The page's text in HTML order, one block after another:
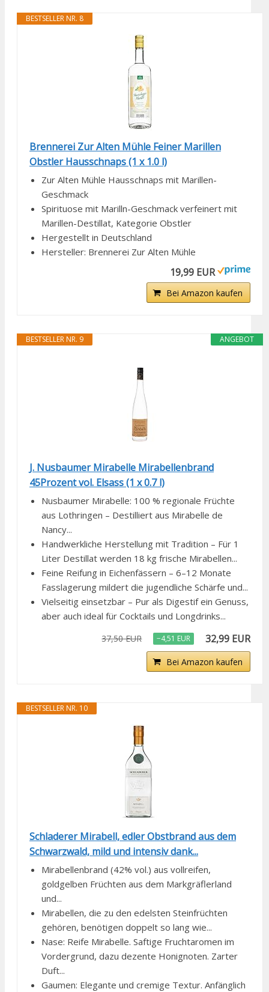
BESTSELLER NR. 8
Brennerei Zur Alten Mühle Feiner Marillen
Obstler Hausschnaps (1 x 1.0 l)
Zur Alten Mühle Hausschnaps mit Marillen-
Geschmack
Spirituose mit Marilln-Geschmack verfeinert mit
Marillen-Destillat, Kategorie Obstler
Hergestellt in Deutschland
Hersteller: Brennerei Zur Alten Mühle
19,99 EUR
Bei Amazon kaufen
ANGEBOT
BESTSELLER NR. 9
J. Nusbaumer Mirabelle Mirabellenbrand
45Prozent vol. Elsass (1 x 0.7 l)
Nusbaumer Mirabelle: 100 % regionale Früchte
aus Lothringen – Destilliert aus Mirabelle de
Nancy...
Handwerkliche Herstellung mit Tradition – Für 1
Liter Destillat werden 18 kg frische Mirabellen...
Feine Reifung in Eichenfässern – 6–12 Monate
Fasslagerung mildert die jugendliche Schärfe und...
Vielseitig einsetzbar – Pur als Digestif ein Genuss,
aber auch ideal für Cocktails und Longdrinks...
37,50 EUR −4,51 EUR 32,99 EUR
Bei Amazon kaufen
BESTSELLER NR. 10
Schladerer Mirabell, edler Obstbrand aus dem
Schwarzwald, mild und intensiv dank...
Mirabellenbrand (42% vol.) aus vollreifen,
goldgelben Früchten aus dem Markgräflerland
und...
Mirabellen, die zu den edelsten Steinfrüchten
gehören, benötigen doppelt so lang wie...
Nase: Reife Mirabelle. Saftige Fruchtaromen im
Vordergrund, dazu dezente Honignoten. Zarter
Duft...
Gaumen: Elegante und cremige Textur. Anfänglich